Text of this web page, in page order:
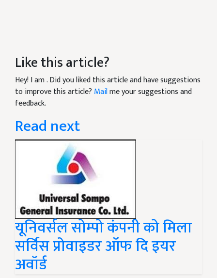
Like this article?
Hey! I am. Did you liked this article and have suggestions
to improve this article? Mailme your suggestions and
feedback.
Read next
यूनिवर्सल सोम्पो कंपनी को मिला
सर्विस प्रोवाइडर ऑफ दि इयर
अवॉर्ड